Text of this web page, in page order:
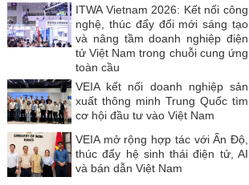
ITWA Vietnam 2026: Kết nối công
nghệ, thúc đẩy đổi mới sáng tạo
và nâng tầm doanh nghiệp điện
tử Việt Nam trong chuỗi cung ứng
toàn cầu
VEIA kết nối doanh nghiệp sản
xuất thông minh Trung Quốc tìm
cơ hội đầu tư vào Việt Nam
VEIA mở rộng hợp tác với Ấn Độ,
thúc đẩy hệ sinh thái điện tử, AI
và bán dẫn Việt Nam